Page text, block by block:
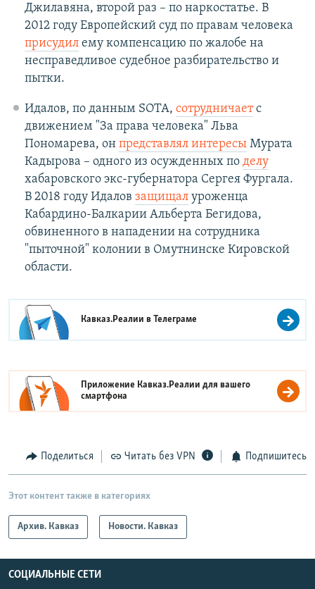
Джилавяна, второй раз – по наркостатье. В
2012 году Европейский суд по правам человека
присудилему компенсацию по жалобе на
несправедливое судебное разбирательство и
пытки.
Идалов, по данным SOTA, сотрудничаетс
движением "За права человека" Льва
Пономарева, он представлял интересыМурата
Кадырова – одного из осужденных по делу
хабаровского экс-губернатора Сергея Фургала.
В 2018 году Идалов защищалуроженца
Кабардино-Балкарии Альберта Бегидова,
обвиненного в нападении на сотрудника
"пыточной" колонии в Омутнинске Кировской
области.
Кавказ.Реалии вТелеграме
Приложение Кавказ.Реалии для вашего
смартфона
Поделиться Читать без VPN Подпишитесь
Этот контент также в категориях
Архив. Кавказ Новости. Кавказ
СОЦИАЛЬНЫЕ СЕТИ